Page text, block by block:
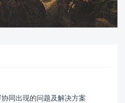
同出现的问题及解决方案